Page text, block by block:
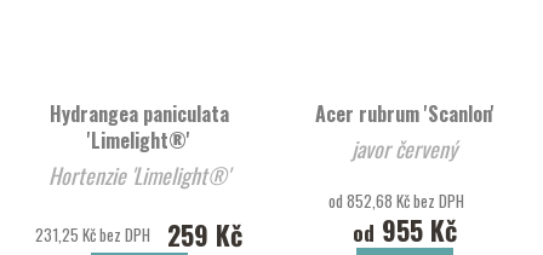
Hydrangea paniculata
'Limelight®'
Hortenzie 'Limelight®'
231,25 Kč bez DPH 259 Kč
Acer rubrum 'Scanlon'
javor červený
od 852,68 Kč bez DPH
od 955 Kč